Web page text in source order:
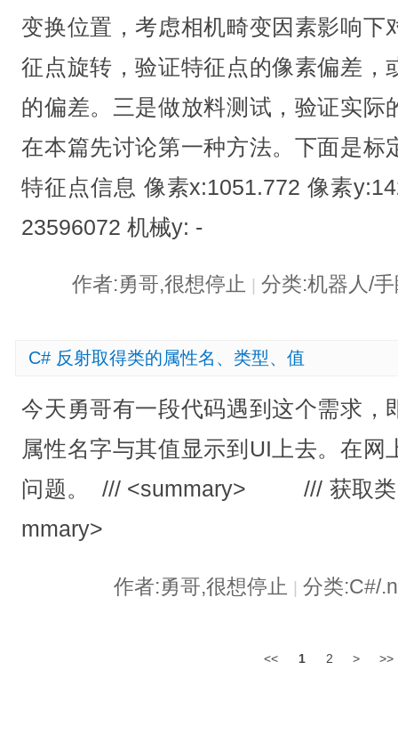
变换位置，考虑相机畸变因素影响下
征点旋转，验证特征点的像素偏差，
的偏差。三是做放料测试，验证实际
在本篇先讨论第一种方法。下面是标
特征点信息 像素x:1051.772 像素
23596072 机械y: -
作者:勇哥,很想停止 分类:机器人/
C# 反射取得类的属性名、类型、值
今天勇哥有一段代码遇到这个需求，
属性名字与其值显示到UI上去。在网
问题。 /// <summary> /// 获取
mmary>
作者:勇哥,很想停止 | 分类:C#/
<< 1 2 > >>